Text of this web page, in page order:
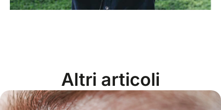
Altri articoli